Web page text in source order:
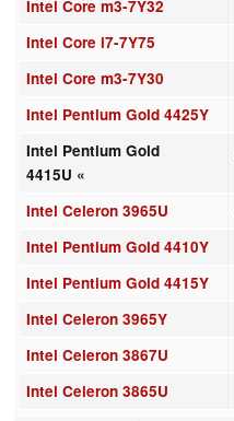
Intel Core m3-7Y32
Intel Core i7-7Y75
Intel Core m3-7Y30
Intel Pentium Gold 4425Y
Intel Pentium Gold
4415U «
Intel Celeron 3965U
Intel Pentium Gold 4410Y
Intel Pentium Gold 4415Y
Intel Celeron 3965Y
Intel Celeron 3867U
Intel Celeron 3865U